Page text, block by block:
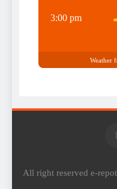
3:00 pm
Weather
All right reserved e-